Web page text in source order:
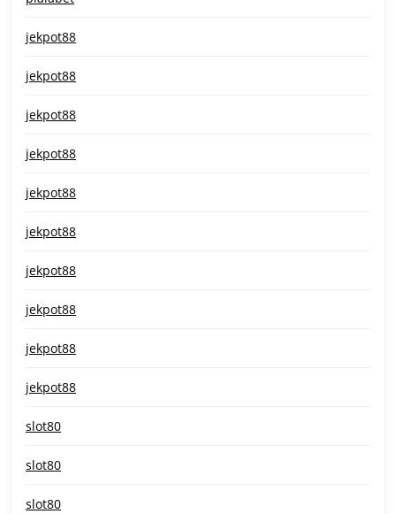
jekpot88
jekpot88
jekpot88
jekpot88
jekpot88
jekpot88
jekpot88
jekpot88
jekpot88
jekpot88
slot80
slot80
slot80